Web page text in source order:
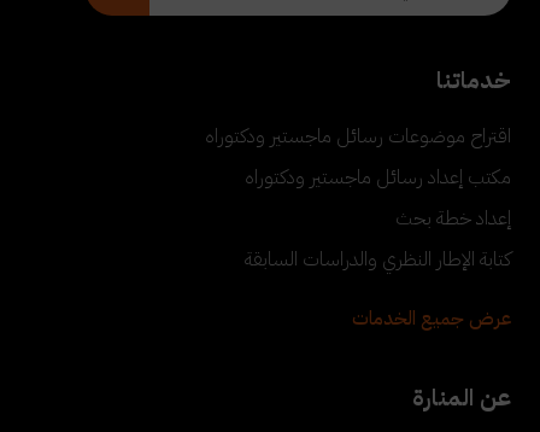
خدماتنا
اقتراح موضوعات رسائل ماجستير ودكتوراه
مكتب إعداد رسائل ماجستير ودكتوراه
إعداد خطة بحث
كتابة الإطار النظري والدراسات السابقة
عرض جميع الخدمات
عن المنارة